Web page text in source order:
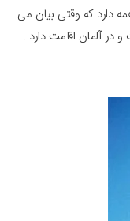
دارد که وقتی بیان می
آلمان اقامت دارد .